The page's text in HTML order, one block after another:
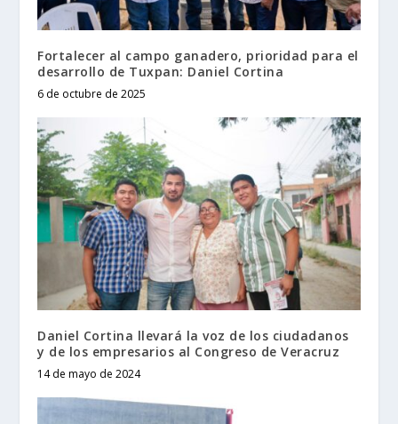
Fortalecer al campo ganadero, prioridad para el
desarrollo de Tuxpan: Daniel Cortina
6 de octubre de 2025
Daniel Cortina llevará la voz de los ciudadanos
y de los empresarios al Congreso de Veracruz
14 de mayo de 2024